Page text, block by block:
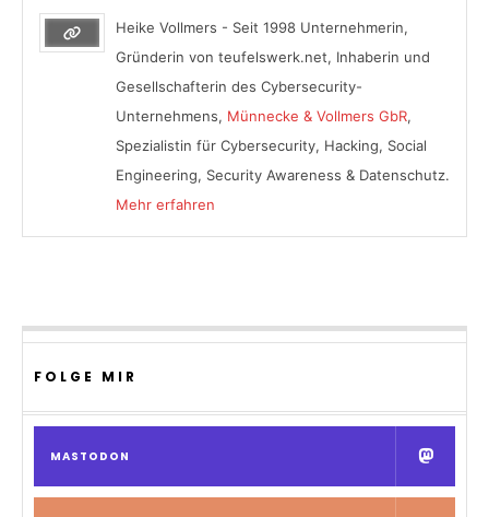
Heike Vollmers - Seit 1998 Unternehmerin,
Gründerin von teufelswerk.net, Inhaberin und
Gesellschafterin des Cybersecurity-
Unternehmens, Münnecke & Vollmers GbR,
Spezialistin für Cybersecurity, Hacking, Social
Engineering, Security Awareness & Datenschutz.
Mehr erfahren
FOLGE MIR
MASTODON